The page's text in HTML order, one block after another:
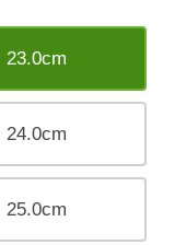
23.0cm
24.0cm
25.0cm